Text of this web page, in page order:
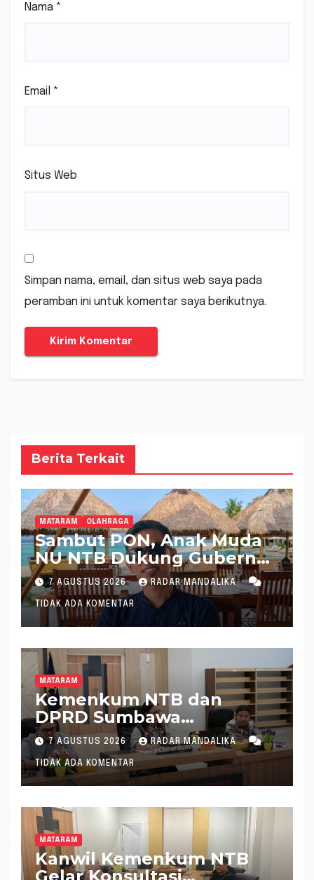
Nama *
Email *
Situs Web
Simpan nama, email, dan situs web saya pada
peramban ini untuk komentar saya berikutnya.
Berita Terkait
MATARAM OLAHRAGA
Sambut PON, Anak Muda
NU NTB Dukung Gubernur
Pimpin KONI NTB
7 AGUSTUS 2026 RADAR MANDALIKA
TIDAK ADA KOMENTAR
MATARAM
Kemenkum NTB dan
DPRD Sumbawa
Mantapkan Rencana
Pembentukan 8 Raperda
Inisiatif
7 AGUSTUS 2026 RADAR MANDALIKA
TIDAK ADA KOMENTAR
MATARAM
Kanwil Kemenkum NTB